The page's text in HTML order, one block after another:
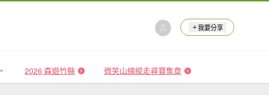
我要分享
2026 森遊竹縣 微笑山線縱走尋寶集章